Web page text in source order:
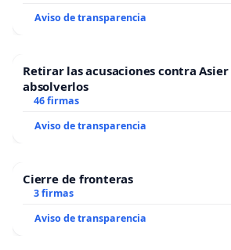
Aviso de transparencia
Retirar las acusaciones contra Asier
absolverlos
46 firmas
Aviso de transparencia
Cierre de fronteras
3 firmas
Aviso de transparencia